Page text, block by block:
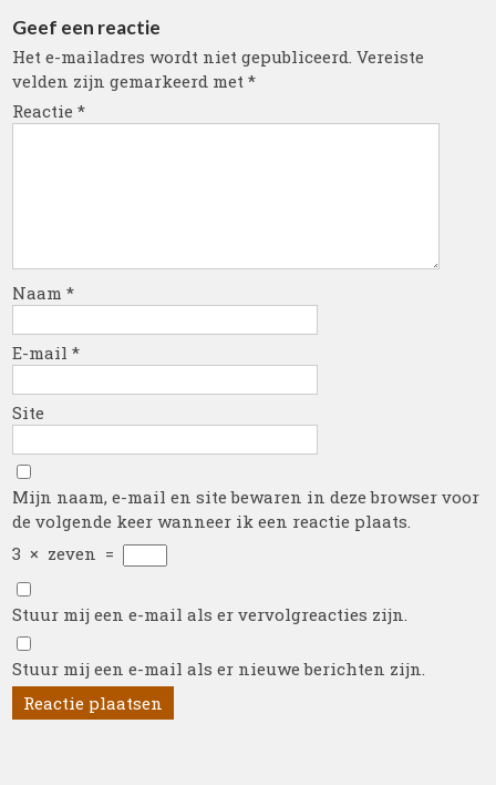
Geef een reactie
Het e-mailadres wordt niet gepubliceerd. Vereiste
velden zijn gemarkeerd met*
Reactie*
Naam*
E-mail*
Site
Mijn naam, e-mail en site bewaren in deze browser voor
de volgende keer wanneer ik een reactie plaats.
3 × zeven =
Stuur mij een e-mail als er vervolgreacties zijn.
Stuur mij een e-mail als er nieuwe berichten zijn.